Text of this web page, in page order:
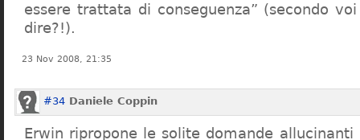
essere trattata di conseguenza” (secondo
dire?!).
23 Nov 2008, 21:35
#34 Daniele Coppin
Erwin ripropone le solite domande